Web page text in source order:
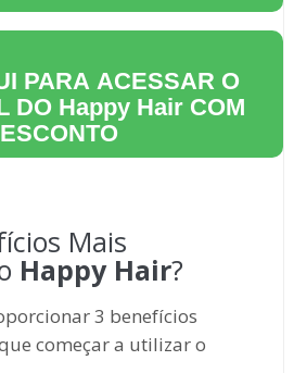
PARA ACESSAR O
DO Happy Hair COM
Mais
Happy Hair?
3 benefícios
começar a utilizar o